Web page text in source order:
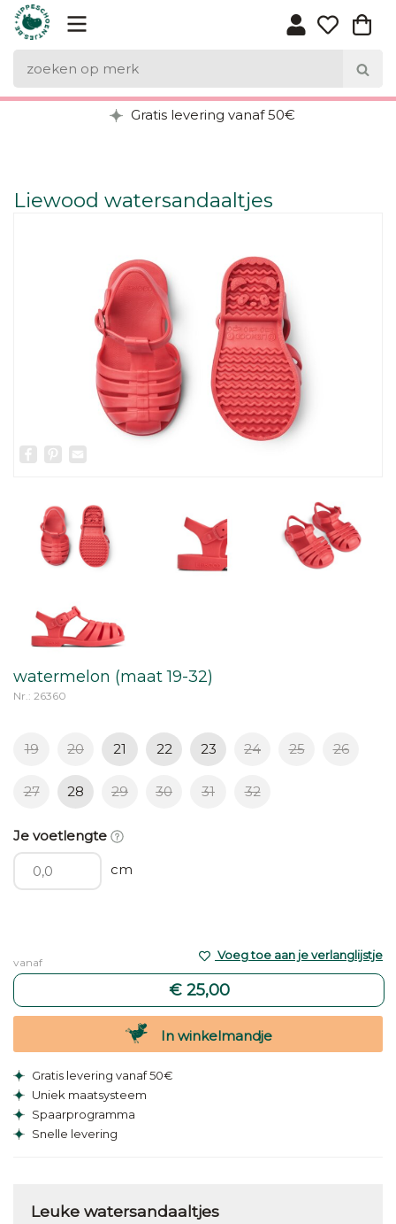
Gratis levering vanaf 50€
Liewood watersandaaltjes
Facebook
Pinterest
watermelon (maat 19-32)
Nr.: 26360
19 20 21 22 23 24 25 26
27 28 29 30 31 32
Je voetlengte
cm
vanaf
€ 25,00
Voeg toe aan je verlanglijstje
In winkelmandje
Gratis levering vanaf 50€
Uniek maatsysteem
Spaarprogramma
Snelle levering
Leuke watersandaaltjes